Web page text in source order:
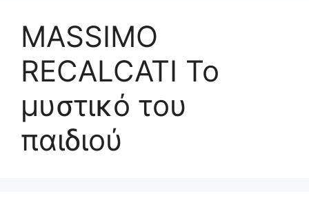
MASSIMO
RECALCATI Το
μυστικό του
παιδιού